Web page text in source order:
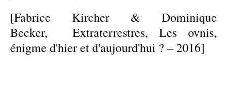
[Fabrice Kircher & Dominique
Becker, Extraterrestres, Les ovnis,
énigme d'hier et d'aujourd'hui ? – 2016]